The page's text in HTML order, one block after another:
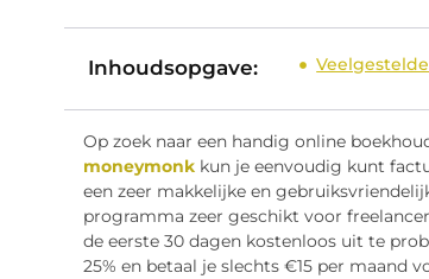
Inhoudsopgave:
Op zoek naar een handig online
moneymonkkun je eenvoudig kunt
een zeer makkelijke en
programma zeer geschikt voor
de eerste 30 dagen kostenloos uit te
25% en betaal je slechts €15 per maand